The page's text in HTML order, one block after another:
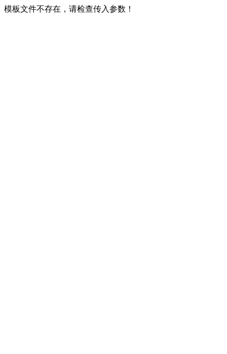
模板文件不存在，请检查传入参数！